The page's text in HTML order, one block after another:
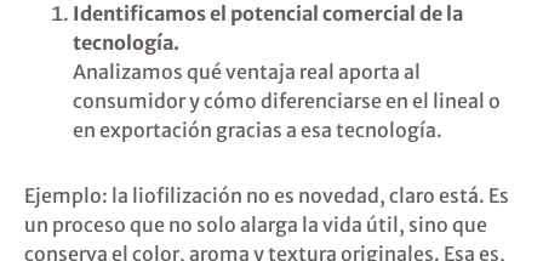
Identificamos el potencial comercial de la
tecnología.
Analizamos qué ventaja real aporta al
consumidor y cómo diferenciarse en el lineal o
en exportación gracias a esa tecnología.
Ejemplo: la liofilización no es novedad, claro está. Es
un proceso que no solo alarga la vida útil, sino que
conserva el color, aroma y textura originales. Esa es,